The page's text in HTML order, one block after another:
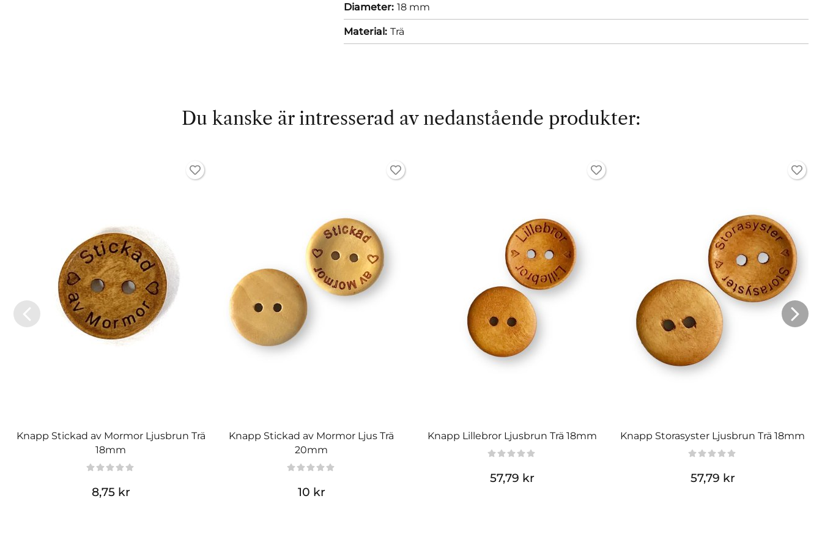
Diameter: 18 mm
Material: Trä
Du kanske är intresserad av nedanstående produkter:
Knapp Stickad av Mormor Ljusbrun Trä
18mm
8,75 kr
Knapp Stickad av Mormor Ljus Trä
20mm
10 kr
Knapp Lillebror Ljusbrun Trä 18mm
57,79 kr
Knapp Storasyster Ljusbrun Trä 18mm
57,79 kr